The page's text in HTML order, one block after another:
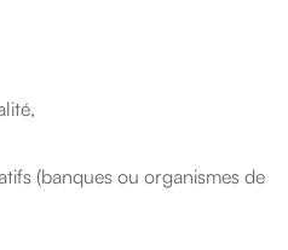
(banques ou organismes de